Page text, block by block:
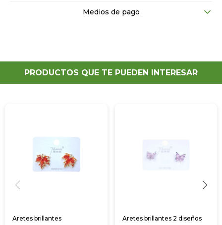
Medios de pago
PRODUCTOS QUE TE PUEDEN INTERESAR
Aretes brillantes Aretes brillantes 2 diseños